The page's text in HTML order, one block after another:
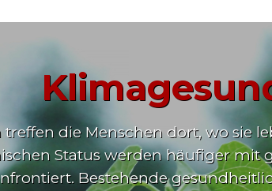
die Menschen dort, wo sie
Status werden häufiger mit
Bestehende